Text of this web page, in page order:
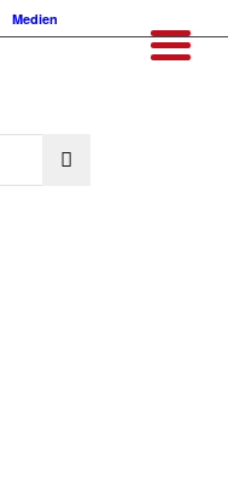
Medien